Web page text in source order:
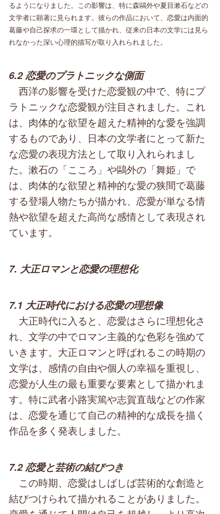
るようになりました。この影響は、特に森鷗外や夏目漱石などの
文学者に顕著に見られます。彼らの作品において、恋愛は内面的
葛藤や自己探求の一環として描かれ、従来の日本の文学には見ら
れなかった深い心理的描写が取り入れられました。
6.2 恋愛のプラトニックな側面
西洋の影響を受けた恋愛観の中で、特にプ
ラトニックな恋愛観が注目されました。これ
は、肉体的な欲望を超えた精神的な愛を強調
するものであり、日本の文学者にとって新た
な恋愛の表現方法として取り入れられまし
た。漱石の「こころ」や鷗外の「舞姫」で
は、肉体的な欲望と精神的な愛の狭間で葛藤
する登場人物たちが描かれ、恋愛が単なる情
熱や欲望を超えた高尚な感情として表現され
ています。
7. 大正ロマンと恋愛の理想化
7.1 大正時代における恋愛の理想像
大正時代に入ると、恋愛はさらに理想化さ
れ、文学の中でロマン主義的な色彩を強めて
いきます。大正ロマンと呼ばれるこの時期の
文学は、感情の自由や個人の幸福を重視し、
恋愛が人生の最も重要な要素として描かれま
す。特に武者小路実篤や志賀直哉などの作家
は、恋愛を通じて自己の精神的な成長を描く
作品を多く発表しました。
7.2 恋愛と芸術の結びつき
この時期、恋愛はしばしば芸術的な創造と
結びつけられて描かれることがありました。